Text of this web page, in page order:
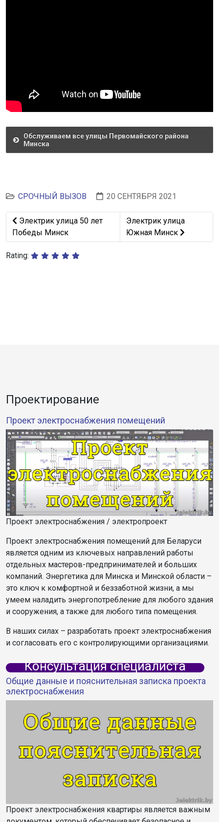
Обслуживаем все улицы Первомайского района
Минска
СРОЧНЫЙ ВЫЗОВ 20 СЕНТЯБРЯ 2021
Предыдущий: Электрик улица 50 лет Победы Минск
Электрик улица 50 лет
Победы Минск
Следующий: Электрик
Электрик улица
Южная Минск
Rating:
Проектирование
Проект электроснабжения помещений
Проект электроснабжения / электропроект
Проект электроснабжения помещений для Беларуси
является одним из ключевых направлений работы
отдельных мастеров-предпринимателей и больших
компаний. Энергетика для Минска и Минской области –
это ключ к комфортной и беззаботной жизни, а мы
умеем наладить энергопотребление для любого здания
и сооружения, а также для любого типа помещения.
В наших силах – разработать проект электроснабжения
и согласовать его с контролирующими организациями.
Консультация специалиста
Общие данные и пояснительная записка проекта
электроснабжения
Проект электроснабжения квартиры является важным